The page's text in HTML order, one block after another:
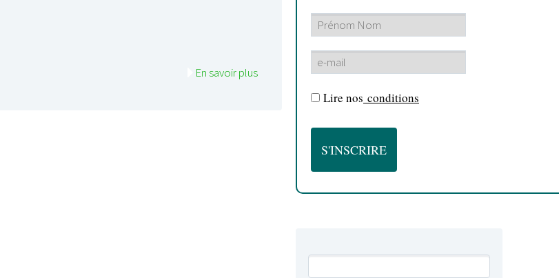
En savoir plus
Lire nos conditions